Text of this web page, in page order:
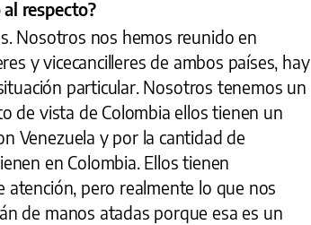
respecto?
Nosotros nos hemos reunido en
y vicecancilleres de ambos países, hay
particular. Nosotros tenemos un
de vista de Colombia ellos tienen un
Venezuela y por la cantidad de
en Colombia. Ellos tienen
atención, pero realmente lo que nos
de manos atadas porque esa es un